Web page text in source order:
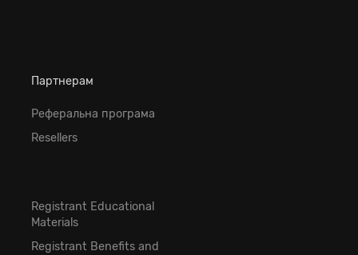
Партнерам
Реферальна програма
Resellers
Registrant Educational
Materials
Registrant Benefits and